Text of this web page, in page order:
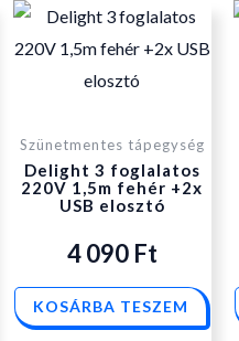
Szünetmentes tápegység
Delight 3 foglalatos
220V 1,5m fehér +2x
USB elosztó
4 090 Ft
KOSÁRBA TESZEM